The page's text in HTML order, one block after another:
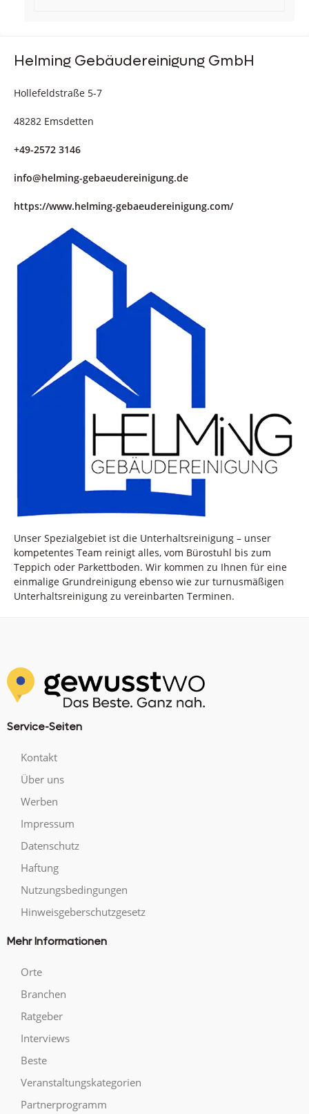
Helming Gebäudereinigung GmbH
Hollefeldstraße 5-7
48282 Emsdetten
+49-2572 3146
info@helming-gebaeudereinigung.de
https://www.helming-gebaeudereinigung.com/
Unser Spezialgebiet ist die Unterhaltsreinigung – unser
kompetentes Team reinigt alles, vom Bürostuhl bis zum
Teppich oder Parkettboden. Wir kommen zu Ihnen für eine
einmalige Grundreinigung ebenso wie zur turnusmäßigen
Unterhaltsreinigung zu vereinbarten Terminen.
Service-Seiten
Kontakt
Über uns
Werben
Impressum
Datenschutz
Haftung
Nutzungsbedingungen
Hinweisgeberschutzgesetz
Mehr Informationen
Orte
Branchen
Ratgeber
Interviews
Beste
Veranstaltungskategorien
Partnerprogramm